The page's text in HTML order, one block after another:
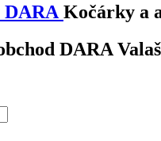
Kočárky a
DARA